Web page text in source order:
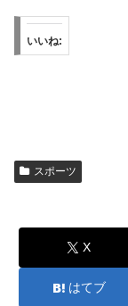
いいね:
スポーツ
X
はてブ